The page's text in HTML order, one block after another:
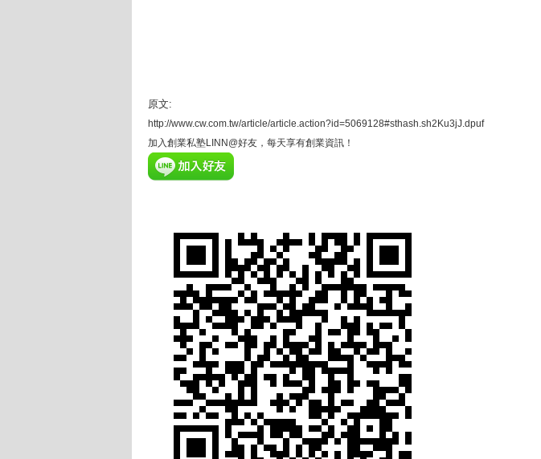
原文:
http://www.cw.com.tw/article/article.action?id=5069128#sthash.sh2Ku3jJ.dpuf
加入創業私塾LINN@好友，每天享有創業資訊！